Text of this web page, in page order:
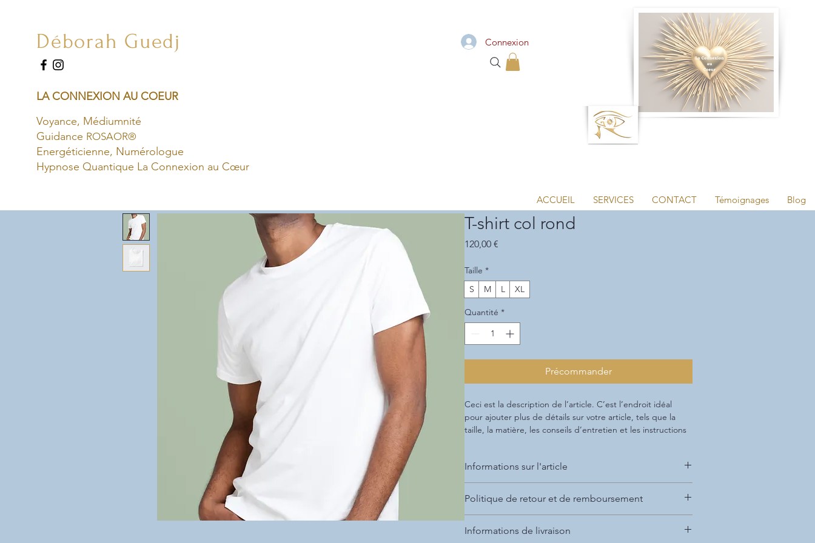
Déborah Guedj
LA CONNEXION AU COEUR
Voyance, Médiumnité
Guidance ROSAOR®
Energéticienne, Numérologue
Hypnose Quantique La Connexion au Cœur
Connexion
ACCUEIL SERVICES CONTACT Témoignages Blog
T-shirt col rond
120,00 €
Taille *
S
M L XL
Quantité *
Précommander
Ceci est la description de l’article. C’est l’endroit idéal
pour ajouter plus de détails sur votre article, tels que la
taille, la matière, les conseils d’entretien et les instructions
Informations sur l'article
votre article, telles que les tailles disponibles, les matériaux
utilisés, les instructions d'entretien et de nettoyage. Vous
pouvez également utiliser cet espace pour expliquer ce
Politique de retour et de remboursement
à suivre s'ils ne sont pas satisfaits de leur achat.
Informations de livraison